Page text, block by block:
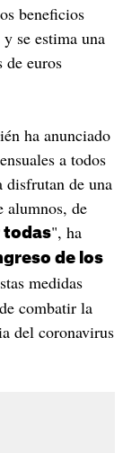
beneficios
se estima una
de euros
ha anunciado
a todos
disfrutan de una
alumnos, de
todas", ha
de los
medidas
combatir la
del coronavirus